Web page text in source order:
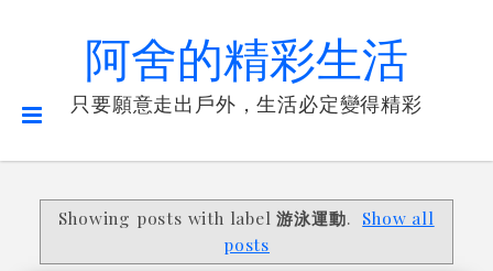
阿舍的精彩生活
只要願意走出戶外，生活必定變得精彩
Showing posts with label游泳運動. Show all
posts